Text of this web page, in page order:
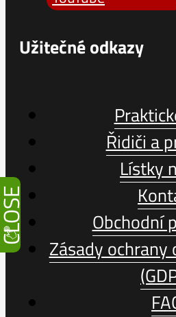
Užitečné odkazy
Řidiči a
Lístky
Obchodní
Zásady ochrany